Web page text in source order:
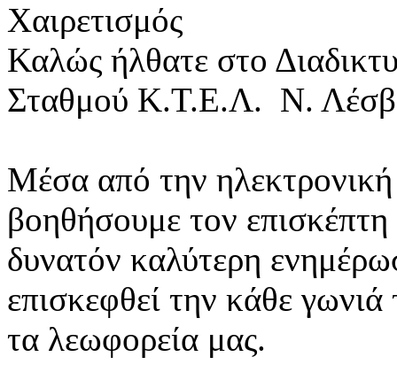
Χαιρετισμός
Καλώς ήλθατε στο
Σταθμού Κ.Τ.Ε.Λ. Ν.
Μέσα από την ηλεκτρονική
βοηθήσουμε τον
δυνατόν καλύτερη
επισκεφθεί την κάθε
τα λεωφορεία μας.